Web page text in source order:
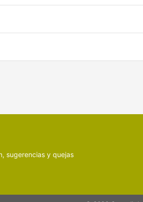
sugerencias y quejas